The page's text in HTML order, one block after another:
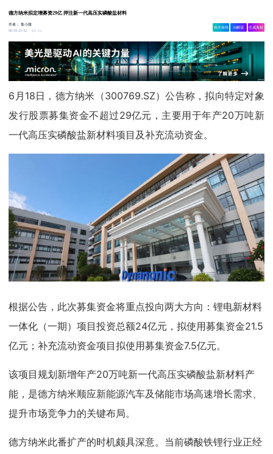
德方纳米拟定增募资29亿 押注新一代高压实磷酸盐材料
作者：集小微
06-18 21:32
1.2w
相关舆情 AI解读 生成海报
6月18日，德方纳米（300769.SZ）公告称，拟向特定对象
发行股票募集资金不超过29亿元，主要用于年产20万吨新
一代高压实磷酸盐新材料项目及补充流动资金。
根据公告，此次募集资金将重点投向两大方向：锂电新材料
一体化（一期）项目投资总额24亿元，拟使用募集资金21.5
亿元；补充流动资金项目拟使用募集资金7.5亿元。
该项目规划新增年产20万吨新一代高压实磷酸盐新材料产
能，是德方纳米顺应新能源汽车及储能市场高速增长需求、
提升市场竞争力的关键布局。
德方纳米此番扩产的时机颇具深意。当前磷酸铁锂行业正经